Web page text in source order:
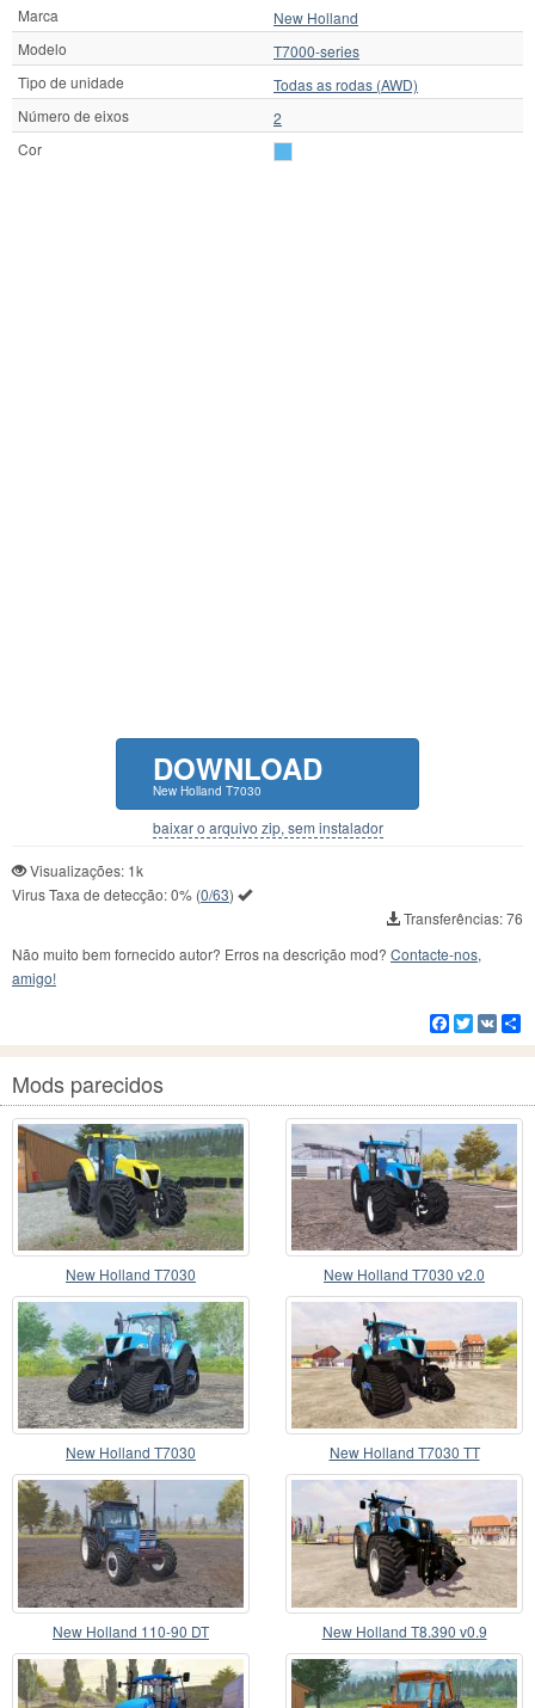
Marca
New Holland
Modelo
T7000-series
Tipo de unidade
Todas as rodas (AWD)
Número de eixos
2
Cor
DOWNLOAD
New Holland T7030
baixar o arquivo zip, sem instalador
Visualizações: 1k
Virus Taxa de detecção:0% (0/63)
Transferências: 76
Não muito bem fornecido autor? Erros na descrição mod? Contacte-nos,
amigo!
Facebook
Twitter
VK
Mods parecidos
New Holland T7030 New Holland T7030 v2.0
New Holland T7030 New Holland T7030 TT
New Holland 110-90 DT New Holland T8.390 v0.9